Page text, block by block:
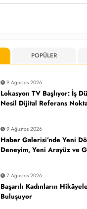
POPÜLER
9 Ağustos 2026
Lokasyon TV Başlıyor: İş
Nesil Dijital Referans
9 Ağustos 2026
Haber Galerisi’nde Yeni
Deneyim, Yeni Arayüz ve
7 Ağustos 2026
Başarılı Kadınların
Buluşuyor